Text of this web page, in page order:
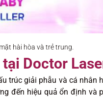
hài hòa và trẻ trung.
Doctor
trúc giải phẫu và cá nhân
đến hiệu quả ổn định và